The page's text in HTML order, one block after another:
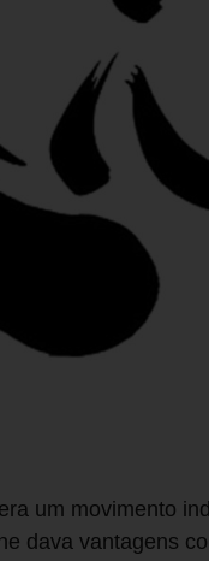
um movimento
dava vantagens